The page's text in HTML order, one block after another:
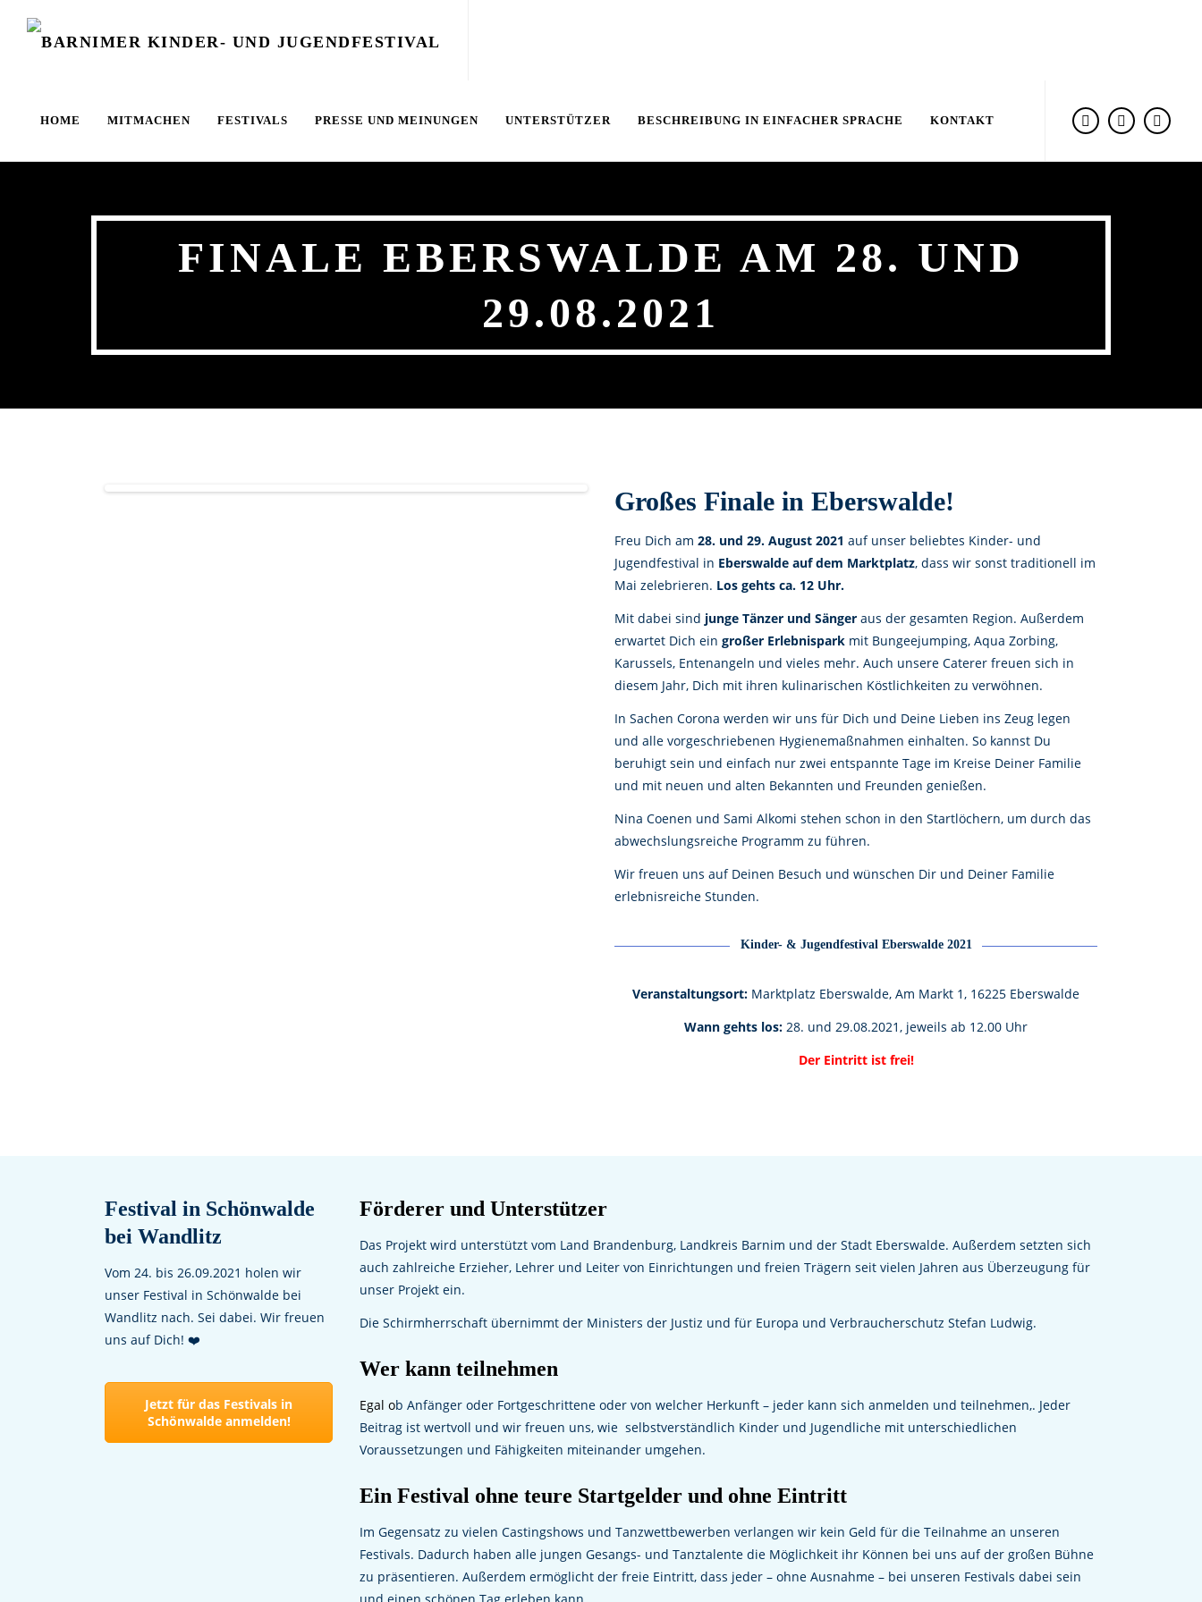
HOME MITMACHEN FESTIVALS PRESSE UND MEINUNGEN UNTERSTÜTZER BESCHREIBUNG IN EINFACHER SPRACHE KONTAKT
FINALE EBERSWALDE AM 28. UND
29.08.2021
Großes Finale in Eberswalde!
Freu Dich am 28. und 29. August 2021 auf unser beliebtes Kinder- und
Jugendfestival in Eberswalde auf dem Marktplatz, dass wir sonst traditionell im
Mai zelebrieren. Los gehts ca. 12 Uhr.
Mit dabei sind junge Tänzer und Sänger aus der gesamten Region. Außerdem
erwartet Dich ein großer Erlebnispark mit Bungeejumping, Aqua Zorbing,
Karussels, Entenangeln und vieles mehr. Auch unsere Caterer freuen sich in
diesem Jahr, Dich mit ihren kulinarischen Köstlichkeiten zu verwöhnen.
In Sachen Corona werden wir uns für Dich und Deine Lieben ins Zeug legen
und alle vorgeschriebenen Hygienemaßnahmen einhalten. So kannst Du
beruhigt sein und einfach nur zwei entspannte Tage im Kreise Deiner Familie
und mit neuen und alten Bekannten und Freunden genießen.
Nina Coenen und Sami Alkomi stehen schon in den Startlöchern, um durch das
abwechslungsreiche Programm zu führen.
Wir freuen uns auf Deinen Besuch und wünschen Dir und Deiner Familie
erlebnisreiche Stunden.
Kinder- & Jugendfestival Eberswalde 2021
Veranstaltungsort: Marktplatz Eberswalde, Am Markt 1, 16225 Eberswalde
Wann gehts los: 28. und 29.08.2021, jeweils ab 12.00 Uhr
Der Eintritt ist frei!
Festival in Schönwalde
bei Wandlitz
Vom 24. bis 26.09.2021 holen wir
unser Festival in Schönwalde bei
Wandlitz nach. Sei dabei. Wir freuen
uns auf Dich! ❤️
Jetzt für das Festivals in
Schönwalde anmelden!
Förderer und Unterstützer
Das Projekt wird unterstützt vom Land Brandenburg, Landkreis Barnim und der Stadt Eberswalde. Außerdem setzten sich
auch zahlreiche Erzieher, Lehrer und Leiter von Einrichtungen und freien Trägern seit vielen Jahren aus Überzeugung für
unser Projekt ein.
Die Schirmherrschaft übernimmt der Ministers der Justiz und für Europa und Verbraucherschutz Stefan Ludwig.
Wer kann teilnehmen
Egal ob Anfänger oder Fortgeschrittene oder von welcher Herkunft – jeder kann sich anmelden und teilnehmen,. Jeder
Beitrag ist wertvoll und wir freuen uns, wie selbstverständlich Kinder und Jugendliche mit unterschiedlichen
Voraussetzungen und Fähigkeiten miteinander umgehen.
Ein Festival ohne teure Startgelder und ohne Eintritt
Im Gegensatz zu vielen Castingshows und Tanzwettbewerben verlangen wir kein Geld für die Teilnahme an unseren
Festivals. Dadurch haben alle jungen Gesangs- und Tanztalente die Möglichkeit ihr Können bei uns auf der großen Bühne
zu präsentieren. Außerdem ermöglicht der freie Eintritt, dass jeder – ohne Ausnahme – bei unseren Festivals dabei sein